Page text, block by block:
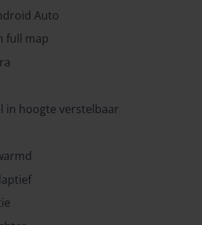
Auto
full map
in hoogte verstelbaar